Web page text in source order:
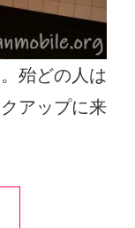
殆どの人は
アップに来